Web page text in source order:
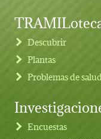
Footer menu
Descubrir
Plantas
Problemas de
Encuestas